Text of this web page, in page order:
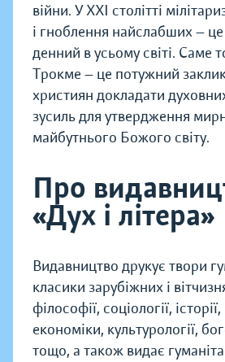
війни. У XXI столітті
і гноблення найслабших —
денний в усьому світі. Саме
Трокме — це потужний
християн докладати
зусиль для утвердження
майбутнього Божого світу.
Про
«Дух і літера»
Видавництво друкує твори
класики зарубіжних і
філософії, соціології, історії,
економіки, культурології,
тощо, а також видає